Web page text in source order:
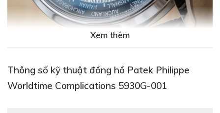
Review chi tiết đồng hồ Patek Philippe
Xem thêm
Thông số kỹ thuật đồng hồ Patek Philippe
Worldtime Complications 5930G-001